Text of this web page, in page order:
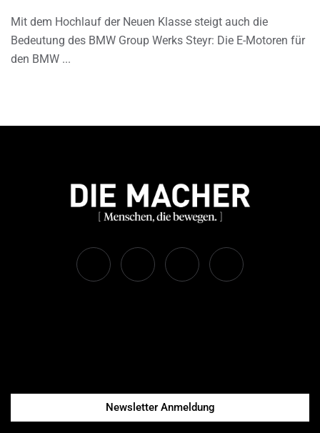
Mit dem Hochlauf der Neuen Klasse steigt auch die
Bedeutung des BMW Group Werks Steyr: Die E-Motoren für
den BMW
Newsletter Anmeldung